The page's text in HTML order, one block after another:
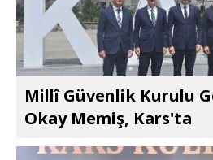
Millî Güvenlik Kurulu
Okay Memiş, Kars'ta